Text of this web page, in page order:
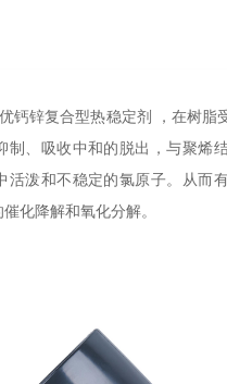
钙锌复合型热稳定剂 ，在树脂
制、吸收中和的脱出，与聚烯
活泼和不稳定的氯原子。从而
化降解和氧化分解。